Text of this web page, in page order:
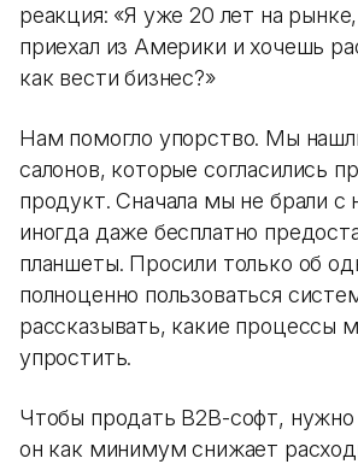
реакция: «Я уже 20 лет на
приехал из Америки и хочешь
как вести бизнес?»
Нам помогло упорство. Мы
салонов, которые согласились
продукт. Сначала мы не брали с
иногда даже бесплатно
планшеты. Просили только об
полноценно пользоваться
рассказывать, какие
упростить.
Чтобы продать B2B-софт, нужно
он как минимум снижает